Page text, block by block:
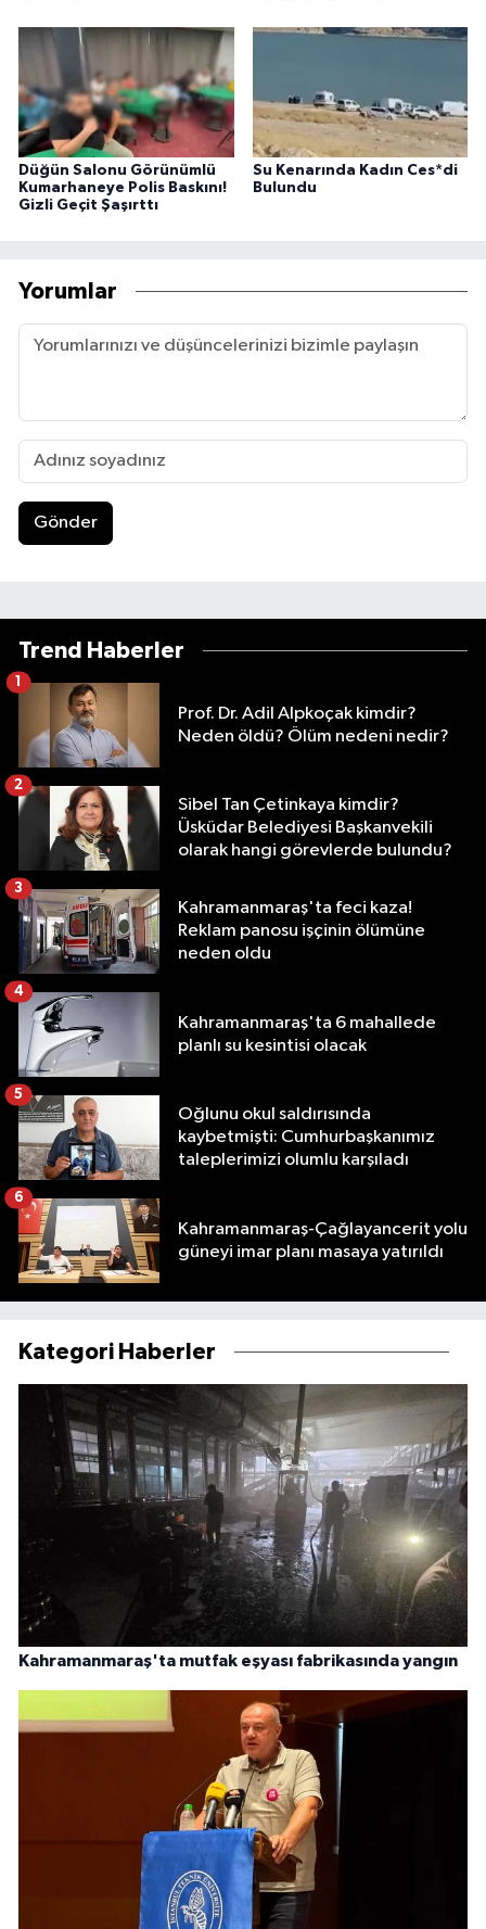
Düğün Salonu Görünümlü
Kumarhaneye Polis Baskını!
Gizli Geçit Şaşırttı
Su Kenarında Kadın Ces*di
Bulundu
Yorumlar
Gönder
Trend Haberler
Prof. Dr. Adil Alpkoçak kimdir?
Neden öldü? Ölüm nedeni nedir?
1
Sibel Tan Çetinkaya kimdir?
Üsküdar Belediyesi Başkanvekili
olarak hangi görevlerde bulundu?
2
Kahramanmaraş'ta feci kaza!
Reklam panosu işçinin ölümüne
neden oldu
3
Kahramanmaraş'ta 6 mahallede
planlı su kesintisi olacak
4
Oğlunu okul saldırısında
kaybetmişti: Cumhurbaşkanımız
taleplerimizi olumlu karşıladı
5
Kahramanmaraş-Çağlayancerit yolu
güneyi imar planı masaya yatırıldı
6
Kategori Haberler
Kahramanmaraş'ta mutfak eşyası fabrikasında yangın